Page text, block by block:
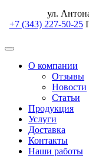
ул.
+7 (343) 227-50-25
О компании
Отзывы
Новости
Статьи
Продукция
Услуги
Доставка
Контакты
Наши работы